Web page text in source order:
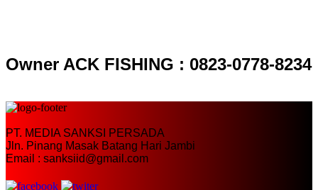
Owner ACK FISHING : 0823-0778-8234
PT. MEDIA SANKSI PERSADA
Jln. Pinang Masak Batang Hari Jambi
Email : sanksiid@gmail.com